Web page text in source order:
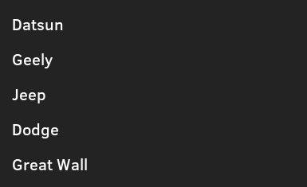
Datsun
Geely
Jeep
Dodge
Great Wall